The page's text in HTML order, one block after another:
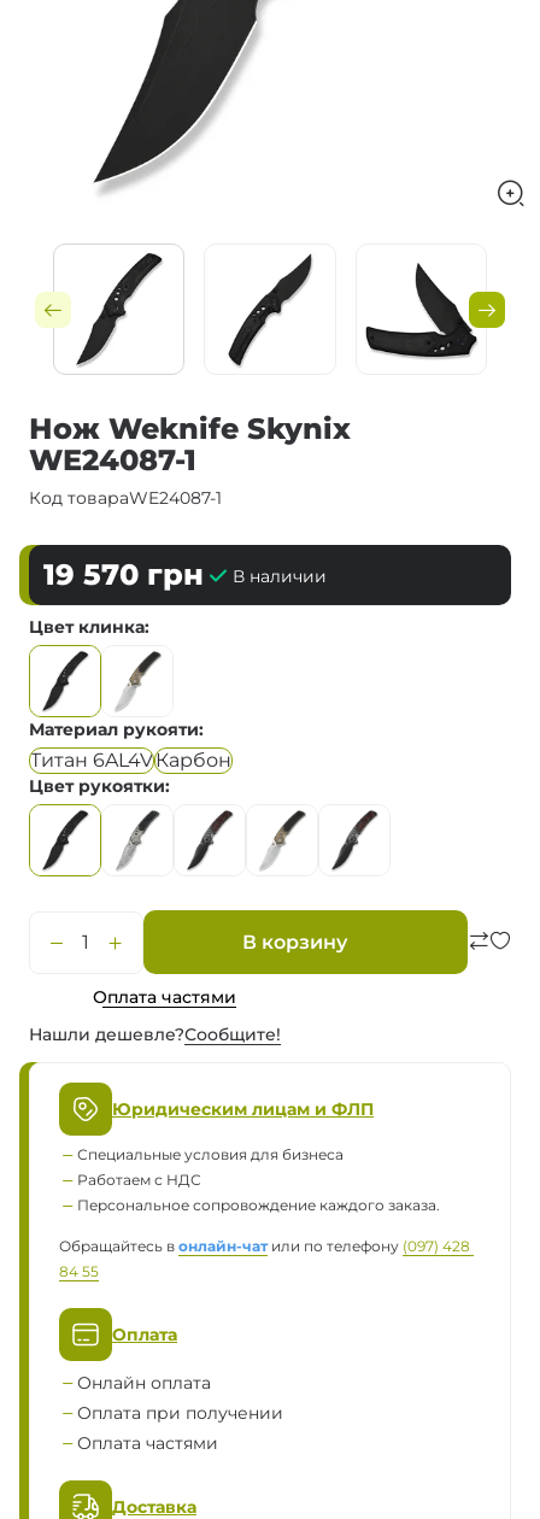
Нож Weknife Skynix
WE24087-1
Код товараWE24087-1
19 570 грн В наличии
Цвет клинка
Материал рукояти
Титан 6AL4VКарбон
Цвет рукоятки
В корзину
Оплата частями
Нашли дешевле?Сообщите!
Юридическим лицам и ФЛП
Специальные условия для бизнеса
Работаем с НДС
Персональное сопровождение каждого заказа.
Обращайтесь в онлайн-чатили по телефону (097) 428
84 55
Оплата
Онлайн оплата
Оплата при получении
Оплата частями
Доставка